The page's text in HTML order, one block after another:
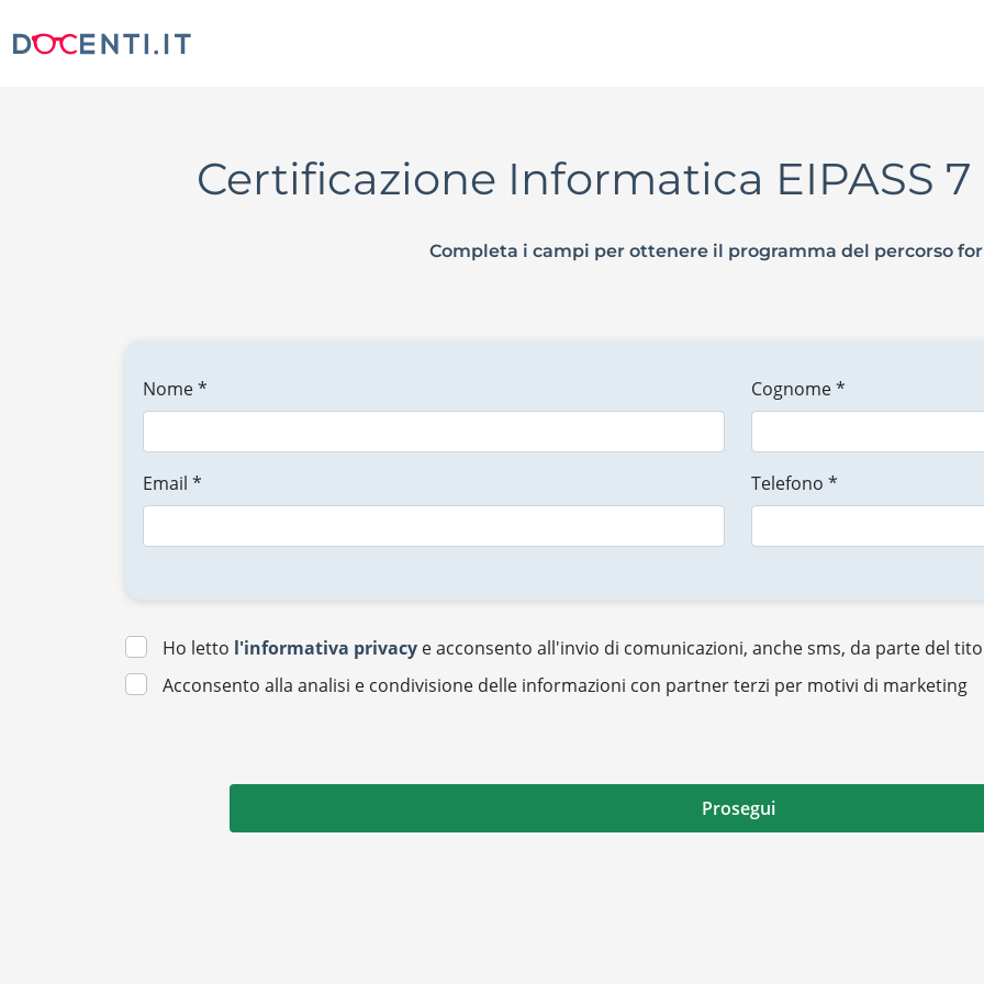
Certificazione Informatica EIPASS
Completa i campi per ottenere il programma del percorso
Nome * Cognome *
Email * Telefono *
Ho letto l'informativa privacy e acconsento all'invio di comunicazioni, anche sms, da parte del
Acconsento alla analisi e condivisione delle informazioni con partner terzi per motivi di marketing